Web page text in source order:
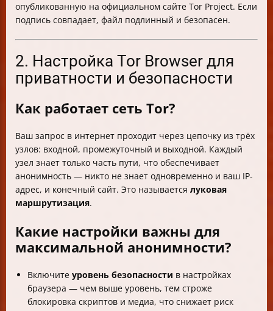
опубликованную на официальном сайте Tor Project. Если
подпись совпадает, файл подлинный и безопасен.
2. Настройка Tor Browser для
приватности и безопасности
Как работает сеть Tor?
Ваш запрос в интернет проходит через цепочку из трёх
узлов: входной, промежуточный и выходной. Каждый
узел знает только часть пути, что обеспечивает
анонимность — никто не знает одновременно и ваш IP-
адрес, и конечный сайт. Это называется луковая
маршрутизация.
Какие настройки важны для
максимальной анонимности?
Включите уровень безопасности в настройках
браузера — чем выше уровень, тем строже
блокировка скриптов и медиа, что снижает риск